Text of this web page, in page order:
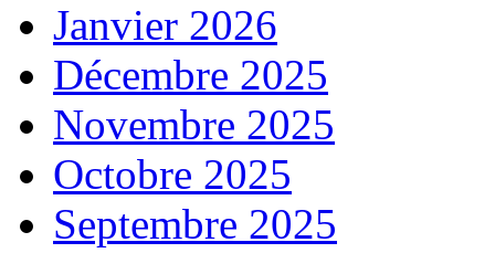
Janvier 2026
Décembre 2025
Novembre 2025
Octobre 2025
Septembre 2025